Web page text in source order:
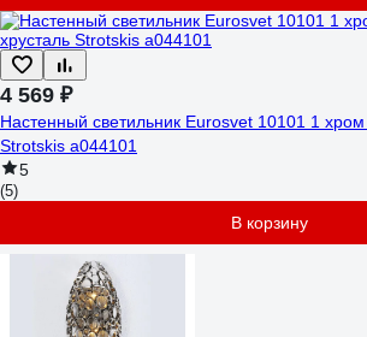
4 569 ₽
Настенный светильник Eurosvet 10101 1
Strotskis a044101
5
(5)
В корзину